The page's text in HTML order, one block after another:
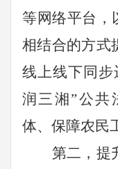
等网络平台，
相结合的方式
线上线下同
润三湘”公共
体、保障农民
第二，提